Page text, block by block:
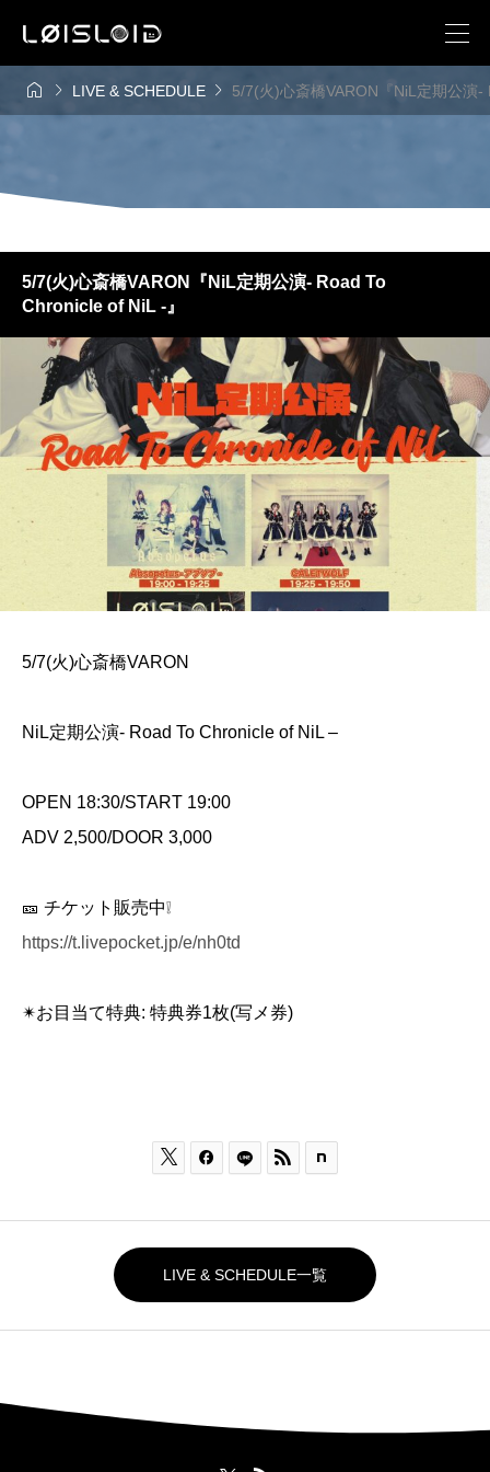
  LIVE & SCHEDULE  5/7(火)心斎橋VARON『NiL定期公演
5/7(火)心斎橋VARON『NiL定期公演- Road To
Chronicle of NiL -』
5/7(火)心斎橋VARON
NiL定期公演- Road To Chronicle of NiL –
OPEN 18:30/START 19:00
ADV 2,500/DOOR 3,000
🎫 チケット販売中❕
https://t.livepocket.jp/e/nh0td
✴︎お目当て特典: 特典券1枚(写メ券)
  
LIVE & SCHEDULE一覧